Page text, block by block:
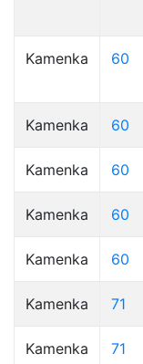
Kamenka 60
Kamenka 60
Kamenka 60
Kamenka 60
Kamenka 60
Kamenka 71
Kamenka 71